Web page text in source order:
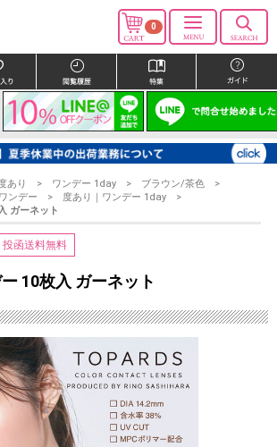
0
あり ワンデー 1day
ブラウン/茶色
ンデー
度あり｜ワンデー 1day
ガーネット
投函送料無料
10枚入 ガーネット